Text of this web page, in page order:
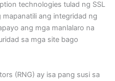
technologies tulad ng SSL
mapanatili ang integridad ng
ang mga manlalaro na
sa mga site bago
(RNG) ay isa pang susi sa